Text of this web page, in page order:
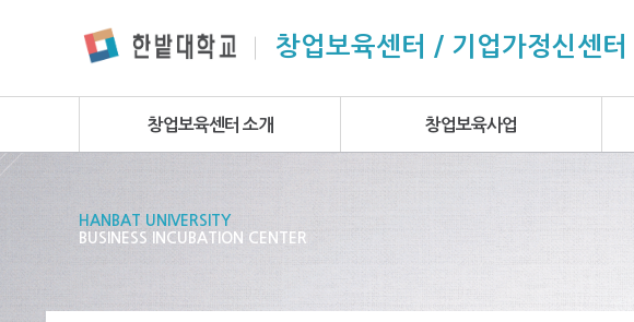
창업보육센터 / 기업가정신센터
창업보육센터 소개 창업보육사업
HANBAT UNIVERSITY
BUSINESS INCUBATION CENTER